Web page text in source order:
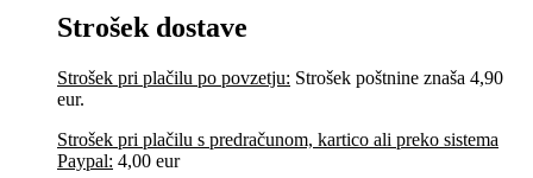
Strošek dostave
Strošek pri plačilu po povzetju: Strošek poštnine znaša 4,90
eur.
Strošek pri plačilu s predračunom, kartico ali preko sistema
Paypal: 4,00 eur